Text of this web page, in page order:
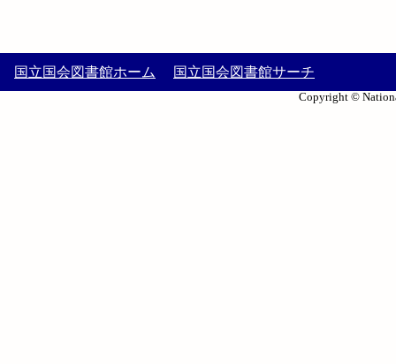
国立国会図書館ホーム 国立国会図書館サーチ
Copyright ©